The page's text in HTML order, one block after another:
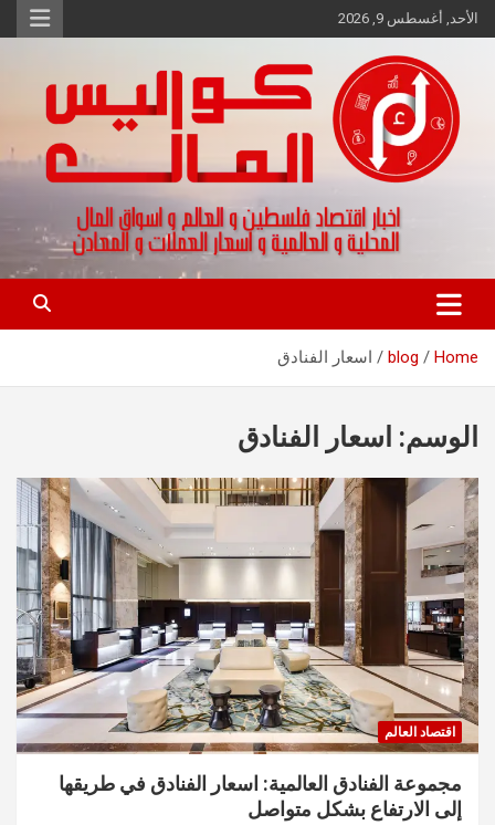
Skip
to
الأحد, أغسطس 9, 2026
كواليس المال
اخبار اقتصاد فلسطين و العالم و تقارير اسواق المال و العملات
Home
blog اسعار الفنادق
الوسم: اسعار الفنادق
اقتصاد العالم
مجموعة الفنادق العالمية: اسعار الفنادق في طريقها
إلى الارتفاع بشكل متواصل